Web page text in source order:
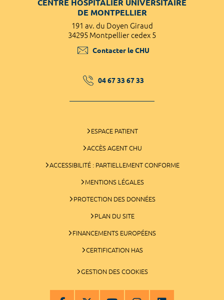
CENTRE HOSPITALIER UNIVERSITAIRE
DE MONTPELLIER
191 av. du Doyen Giraud
34295 Montpellier cedex 5
Contacter le CHU
04 67 33 67 33
ESPACE PATIENT
ACCÈS AGENT CHU
ACCESSIBILITÉ : PARTIELLEMENT CONFORME
MENTIONS LÉGALES
PROTECTION DES DONNÉES
PLAN DU SITE
FINANCEMENTS EUROPÉENS
CERTIFICATION HAS
GESTION DES COOKIES